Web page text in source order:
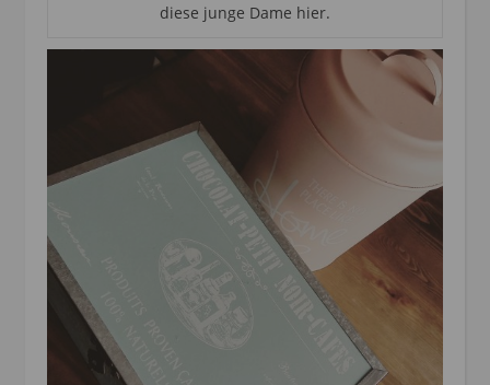
diese junge Dame hier.